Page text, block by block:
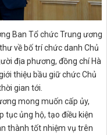
Ban Tổ chức Trung ương
về bố trí chức danh Chủ
địa phương, đồng chí Hà
thiệu bầu giữ chức Chủ
gian tới.
mong muốn cấp ủy,
tục ủng hộ, tạo điều kiện
thành tốt nhiệm vụ trên